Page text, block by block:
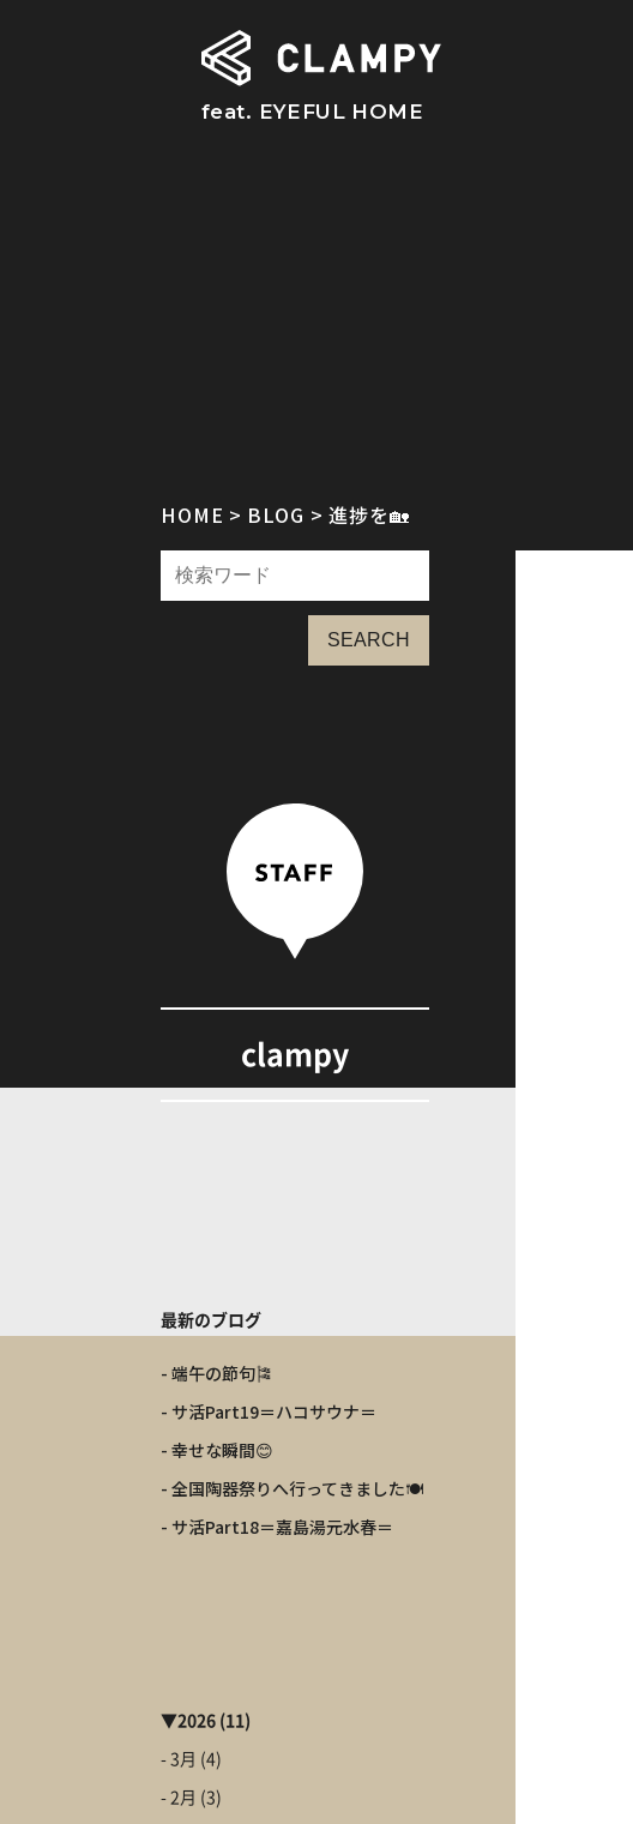
feat. EYEFUL HOME
HOME BLOG 進捗を🏡
SEARCH
clampy
最新のブログ
- 端午の節句🎏
- サ活Part19＝ハコサウナ＝
- 幸せな瞬間😊
- 全国陶器祭りへ行ってきました🍽️
- サ活Part18＝嘉島湯元水春＝
▼2026 (11)
- 3月 (4)
- 2月 (3)